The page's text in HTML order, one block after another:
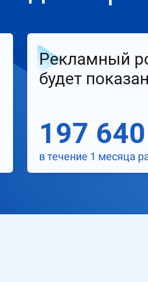
Рекламный
будет показан
197
в течение 1 месяца